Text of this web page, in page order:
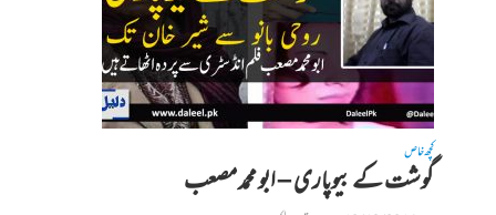
کچھ خاص
گوشت کے بیوپاری – ابو محمد مصعب